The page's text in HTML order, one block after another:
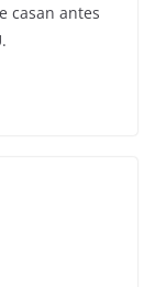
casan antes